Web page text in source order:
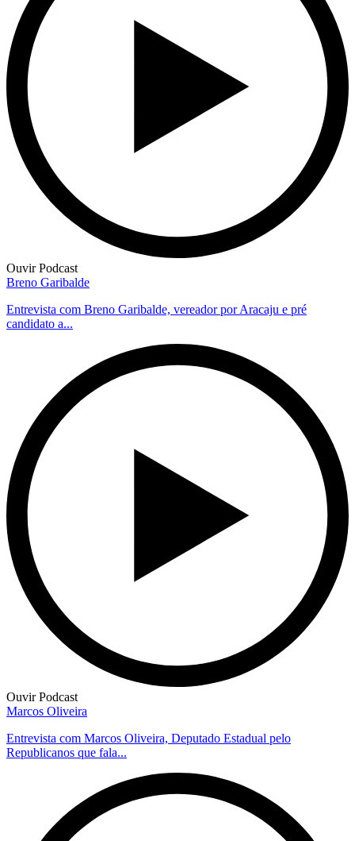
Ouvir Podcast
Breno Garibalde
Entrevista com Breno Garibalde, vereador por Aracaju e pré
candidato a...
Ouvir Podcast
Marcos Oliveira
Entrevista com Marcos Oliveira, Deputado Estadual pelo
Republicanos que fala...